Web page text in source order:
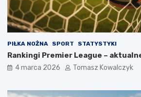
PIŁKA NOŻNA SPORT STATYSTYKI
Rankingi Premier League –
4 marca 2026 Tomasz Kowalczyk